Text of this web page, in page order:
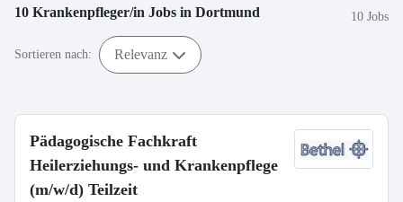
10 Krankenpfleger/in Jobs in Dortmund 10 Jobs
Sortieren nach: Relevanz
Pädagogische Fachkraft
Heilerziehungs- und Krankenpflege
(m/w/d) Teilzeit